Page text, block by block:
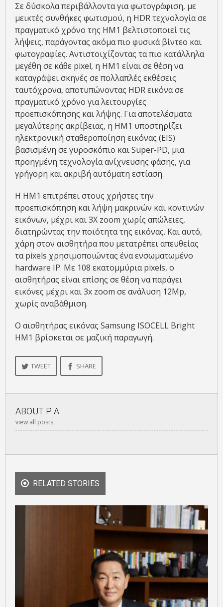
Σε δύσκολα περιβάλλοντα για φωτογράφιση, με
μεικτές συνθήκες φωτισμού, η HDR τεχνολογία σε
πραγματικό χρόνο της ΗΜ1 βελτιστοποιεί τις
λήψεις, παράγοντας ακόμα πιο φυσικά βίντεο και
φωτογραφίες. Αντιστοιχίζοντας τα πιο κατάλληλα
μεγέθη σε κάθε pixel, η ΗΜ1 είναι σε θέση να
καταγράψει σκηνές σε πολλαπλές εκθέσεις
ταυτόχρονα, αποτυπώνοντας HDR εικόνα σε
πραγματικό χρόνο για λειτουργίες
προεπισκόπησης και λήψης. Για αποτελέσματα
μεγαλύτερης ακρίβειας, η ΗΜ1 υποστηρίζει
ηλεκτρονική σταθεροποίηση εικόνας (EIS)
βασισμένη σε γυροσκόπιο και Super-PD, μια
προηγμένη τεχνολογία ανίχνευσης φάσης, για
γρήγορη και ακριβή αυτόματη εστίαση.
Η HM1 επιτρέπει στους χρήστες την
προεπισκόπηση και λήψη μακρινών και κοντινών
εικόνων, μέχρι και 3Χ zoom χωρίς απώλειες,
διατηρώντας την ποιότητα της εικόνας. Και αυτό,
χάρη στον αισθητήρα που μετατρέπει απευθείας
τα pixels χρησιμοποιώντας ένα ενσωματωμένο
hardware IP. Με 108 εκατομμύρια pixels, ο
αισθητήρας είναι επίσης σε θέση να παράγει
εικόνες μέχρι και 3x zoom σε ανάλυση 12Mp,
χωρίς αναβάθμιση.
Ο αισθητήρας εικόνας Samsung ISOCELL Bright
HM1 βρίσκεται σε μαζική παραγωγή.
TWEET SHARE
ABOUT P A
view all posts
RELATED STORIES